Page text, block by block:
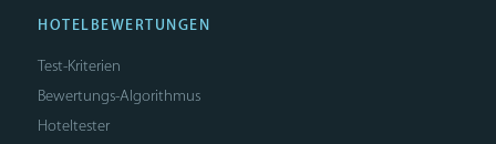
HOTELBEWERTUNGEN
Test-Kriterien
Bewertungs-Algorithmus
Hoteltester